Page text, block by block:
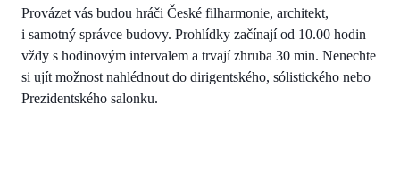
Provázet vás budou hráči České filharmonie, architekt,
i samotný správce budovy. Prohlídky začínají od 10.00 hodin
vždy s hodinovým intervalem a trvají zhruba 30 min. Nenechte
si ujít možnost nahlédnout do dirigentského, sólistického nebo
Prezidentského salonku.